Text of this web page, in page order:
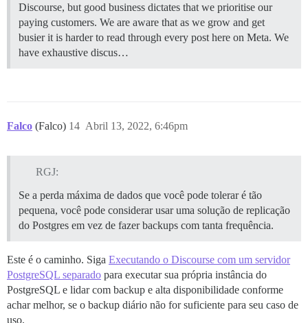
Discourse, but good business dictates that we prioritise our
paying customers. We are aware that as we grow and get
busier it is harder to read through every post here on Meta. We
have exhaustive discus…
Falco (Falco) Abril 13, 2022, 6:46pm
14
RGJ:
Se a perda máxima de dados que você pode tolerar é tão
pequena, você pode considerar usar uma solução de replicação
do Postgres em vez de fazer backups com tanta frequência.
Este é o caminho. Siga Executando o Discourse com um servidor
PostgreSQL separado para executar sua própria instância do
PostgreSQL e lidar com backup e alta disponibilidade conforme
achar melhor, se o backup diário não for suficiente para seu caso de
uso.